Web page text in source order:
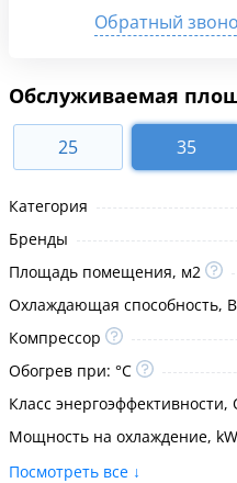
Обслуживаемая
25 35
Категория
Бренды
Площадь помещения, м2
Охлаждающая способность,
Компрессор
Обогрев при: °C
Класс
Мощность на охлаждение, kW
Посмотреть все ↓
Обратный